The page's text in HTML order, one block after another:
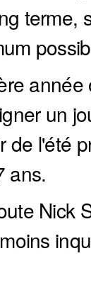
terme,
année
un
de l'été
ans.
Nick